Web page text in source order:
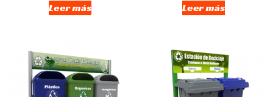
Leer más Leer más